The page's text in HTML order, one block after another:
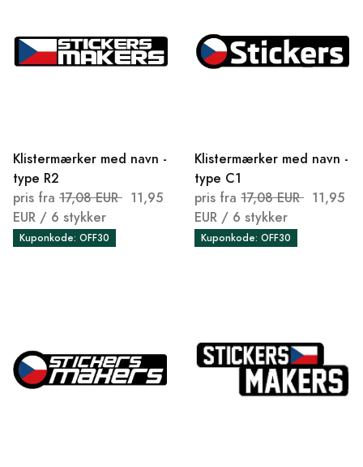
Klistermærker med navn -
type R2
pris fra 17,08 EUR 11,95
EUR / 6 stykker
Kuponkode: OFF30
Klistermærker med navn -
type C1
pris fra 17,08 EUR 11,95
EUR / 6 stykker
Kuponkode: OFF30